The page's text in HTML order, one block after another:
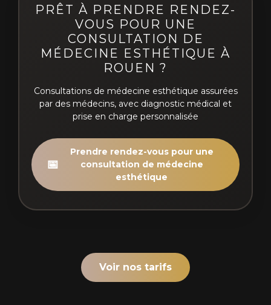
PRÊT À PRENDRE RENDEZ-
VOUS POUR UNE
CONSULTATION DE
MÉDECINE ESTHÉTIQUE À
ROUEN ?
Consultations de médecine esthétique assurées
par des médecins, avec diagnostic médical et
prise en charge personnalisée
📅
Prendre rendez-vous pour une
consultation de médecine
esthétique
Voir nos tarifs